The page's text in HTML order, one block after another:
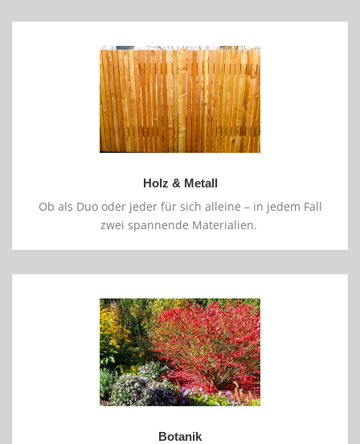
Holz & Metall
Ob als Duo oder jeder für sich alleine – in jedem Fall
zwei spannende Materialien.
Botanik